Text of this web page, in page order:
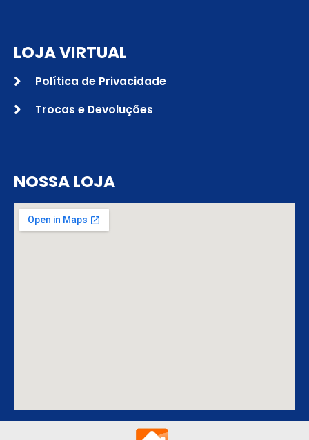
LOJA VIRTUAL
Política de Privacidade
Trocas e Devoluções
NOSSA LOJA